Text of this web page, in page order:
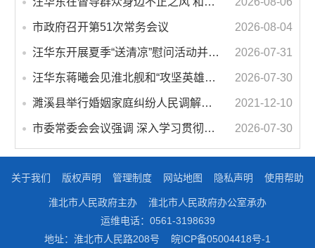
市政府召开第51次常务会议 2026-08-04
汪华东开展夏季“送清凉”慰问活动并调研专门教育工作 落实落细防暑降温措施 用心用情关爱一线职工 2026-07-31
汪华东蒋曦会见淮北舰和“攻坚英雄连”官兵代表 2026-07-30
濉溪县举行婚姻家庭纠纷人民调解委员会暨调解志愿者服务团成立仪式 2021-12-10
市委常委会会议强调 深入学习贯彻习近平总书记重要讲话指示精神 高质量推进城市更新 不断提升本质安全水平 汪华东主持会议 2026-07-30
关于我们 版权声明 管理制度 网站地图 隐私声明 使用帮助
淮北市人民政府主办
淮北市人民政府办公室承办
运维电话：0561-3198639
地址：淮北市人民路208号
皖ICP备05004418号-1